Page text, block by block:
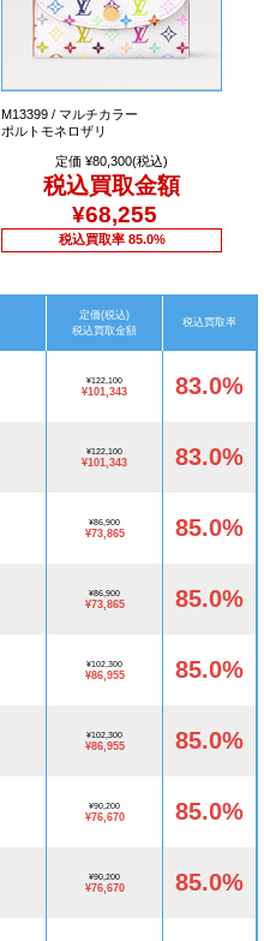
M13399 / マルチカラー
ポルトモネロザリ
定価 ¥80,300(税込)
税込買取金額
¥68,255
税込買取率 85.0%
定価(税込)
税込買取金額
税込買取率
¥122,100
¥101,343 83.0%
¥122,100
¥101,343 83.0%
¥86,900
¥73,865 85.0%
¥86,900
¥73,865 85.0%
¥102,300
¥86,955 85.0%
¥102,300
¥86,955 85.0%
¥90,200
¥76,670 85.0%
¥90,200
¥76,670 85.0%